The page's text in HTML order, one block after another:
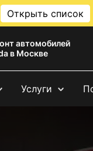
Открыть список
автомобилей
в Москве
Услуги